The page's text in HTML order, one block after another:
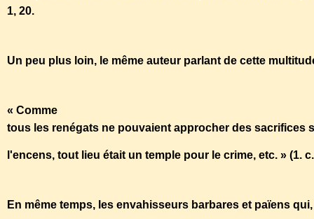
1, 20.
Un peu plus loin, le même auteur parlant de cette
« Comme
tous les renégats ne pouvaient approcher des sacrifices
l'encens, tout lieu était un temple pour le crime, etc. » (1.
En même temps, les envahisseurs barbares et païens